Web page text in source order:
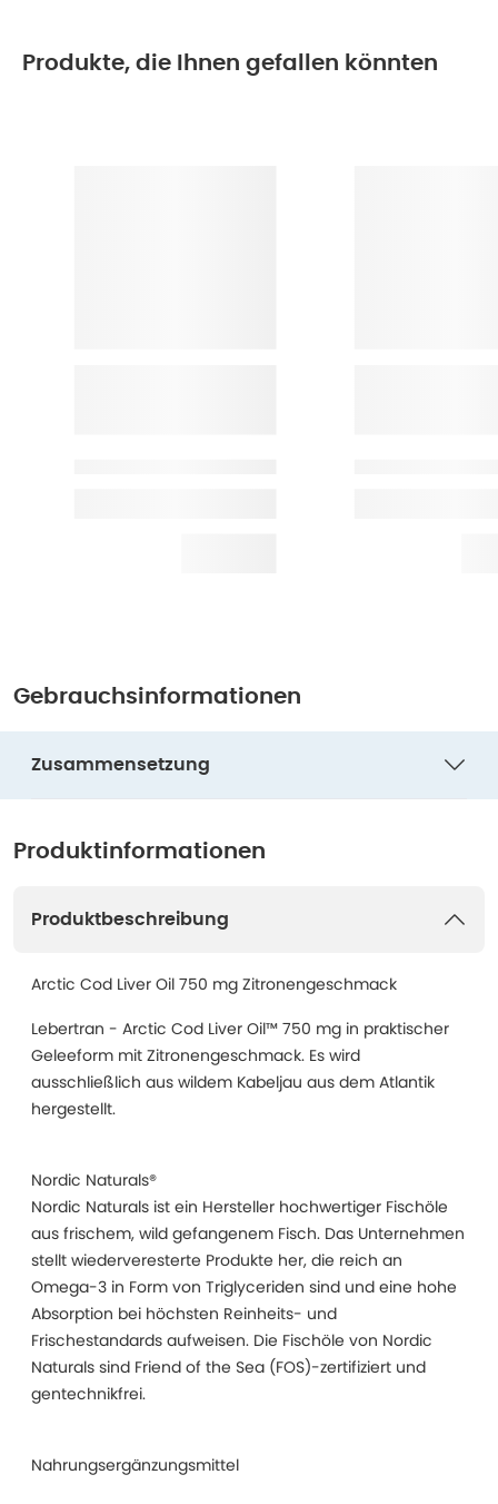
Produkte, die Ihnen gefallen könnten
Gebrauchsinformationen
Zusammensetzung
Produktinformationen
Produktbeschreibung
Arctic Cod Liver Oil 750 mg Zitronengeschmack
Lebertran - Arctic Cod Liver Oil™ 750 mg in praktischer
Geleeform mit Zitronengeschmack. Es wird
ausschließlich aus wildem Kabeljau aus dem Atlantik
hergestellt.
Nordic Naturals®
Nordic Naturals ist ein Hersteller hochwertiger Fischöle
aus frischem, wild gefangenem Fisch. Das Unternehmen
stellt wiederveresterte Produkte her, die reich an
Omega-3 in Form von Triglyceriden sind und eine hohe
Absorption bei höchsten Reinheits- und
Frischestandards aufweisen. Die Fischöle von Nordic
Naturals sind Friend of the Sea (FOS)-zertifiziert und
gentechnikfrei.
Nahrungsergänzungsmittel